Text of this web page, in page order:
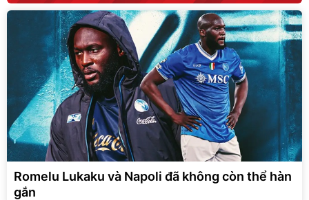
Romelu Lukaku và Napoli đã không còn thể hàn
gắn